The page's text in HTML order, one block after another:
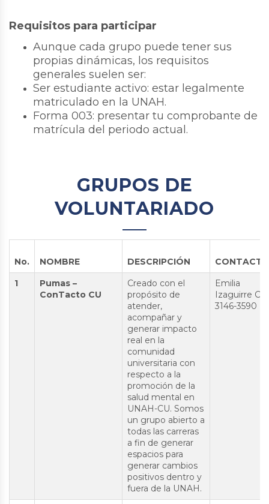
Requisitos para participar
Aunque cada grupo puede tener sus
propias dinámicas, los requisitos
generales suelen ser:
Ser estudiante activo: estar legalmente
matriculado en la UNAH.
Forma 003: presentar tu comprobante de
matrícula del periodo actual.
GRUPOS DE
VOLUNTARIADO
No. NOMBRE DESCRIPCIÓN
1
Pumas –
ConTacto CU
Creado con el
propósito de
atender,
acompañar y
generar impacto
real en la
comunidad
universitaria con
respecto a la
promoción de la
salud mental en
UNAH-CU. Somos
un grupo abierto a
todas las carreras
a fin de generar
espacios para
generar cambios
positivos dentro y
fuera de la UNAH.
Emilia
Izaguirre Cel:
3146-3590